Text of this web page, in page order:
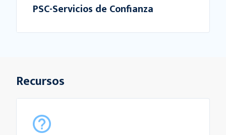
PSC-Servicios de Confianza
Recursos